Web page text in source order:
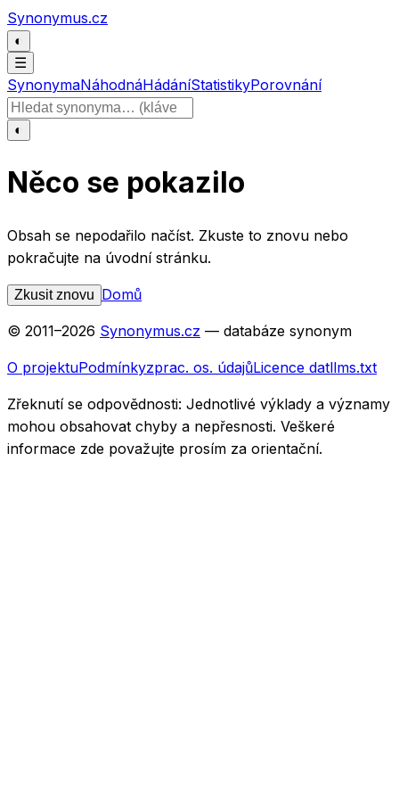
Přeskočit na obsah
Synonymus.cz
◐
☰
SynonymaNáhodnáHádáníStatistikyPorovnání
Hledat slovo
◐
Něco se pokazilo
Obsah se nepodařilo načíst. Zkuste to znovu nebo
pokračujte na úvodní stránku.
Zkusit znovu Domů
© 2011–2026 Synonymus.cz — databáze synonym
O projektuPodmínkyzprac. os. údajůLicence datllms.txt
Zřeknutí se odpovědnosti: Jednotlivé výklady a významy
mohou obsahovat chyby a nepřesnosti. Veškeré
informace zde považujte prosím za orientační.